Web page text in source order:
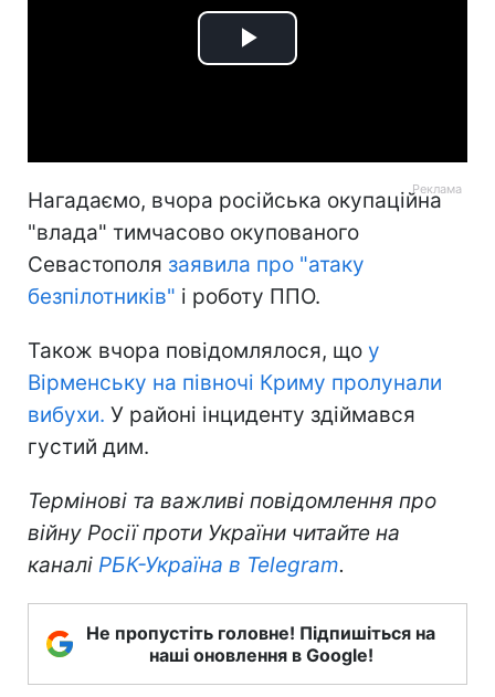
Play
Нагадаємо, вчора російська окупаційна
"влада" тимчасово окупованого
Севастополя заявила про "атаку
безпілотників" і роботу ППО.
Також вчора повідомлялося, що у
Вірменську на півночі Криму пролунали
вибухи. У районі інциденту здіймався
густий дим.
Термінові та важливі повідомлення про
війну Росії проти України читайте на
каналі РБК-Україна в Telegram.
Не пропустіть головне! Підпишіться на
наші оновлення в Google!